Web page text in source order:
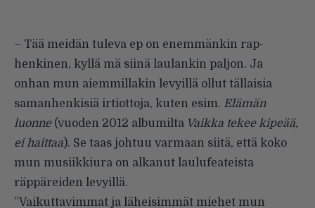
– Tää meidän tuleva ep on enemmänkin rap-
henkinen, kyllä mä siinä laulankin paljon. Ja
onhan mun aiemmillakin levyillä ollut tällaisia
samanhenkisiä irtiottoja, kuten esim. Elämän
luonne (vuoden 2012 albumilta Vaikka tekee kipeää,
ei haittaa). Se taas johtuu varmaan siitä, että koko
mun musiikkiura on alkanut laulufeateista
räppäreiden levyillä.
”Vaikuttavimmat ja läheisimmät miehet mun